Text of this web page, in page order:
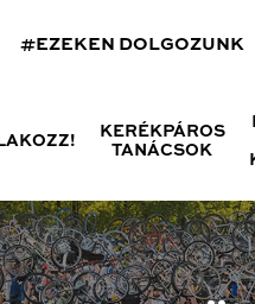
#EZEKEN DOLGOZUNK
KERÉKPÁROS
TANÁCSOK